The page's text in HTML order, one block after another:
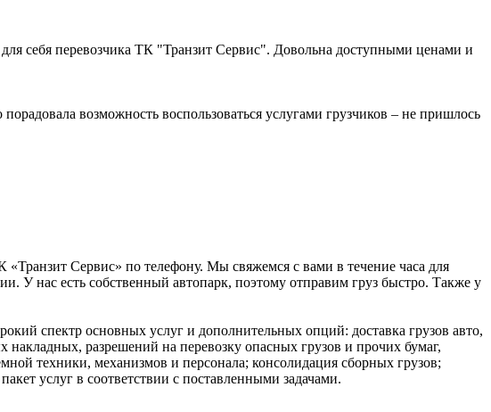
себя перевозчика ТК "Транзит Сервис". Довольна доступными ценами и
возможность воспользоваться услугами грузчиков – не пришлось
«Транзит Сервис» по телефону. Мы свяжемся с вами в течение часа для
У нас есть собственный автопарк, поэтому отправим груз быстро. Также у
спектр основных услуг и дополнительных опций: доставка грузов авто,
разрешений на перевозку опасных грузов и прочих бумаг,
техники, механизмов и персонала; консолидация сборных грузов;
услуг в соответствии с поставленными задачами.